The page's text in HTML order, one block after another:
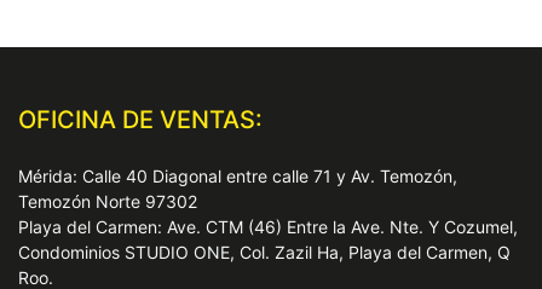
OFICINA DE VENTAS:
Mérida: Calle 40 Diagonal entre calle 71 y Av. Temozón,
Temozón Norte 97302
Playa del Carmen: Ave. CTM (46) Entre la Ave. Nte. Y Cozumel,
Condominios STUDIO ONE, Col. Zazil Ha, Playa del Carmen, Q
Roo.